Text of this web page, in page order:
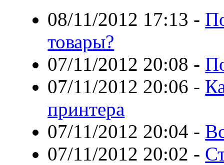
08/11/2012 17:13 -
товары?
07/11/2012 20:08 -
07/11/2012 20:06 -
принтера
07/11/2012 20:04 -
07/11/2012 20:02 -